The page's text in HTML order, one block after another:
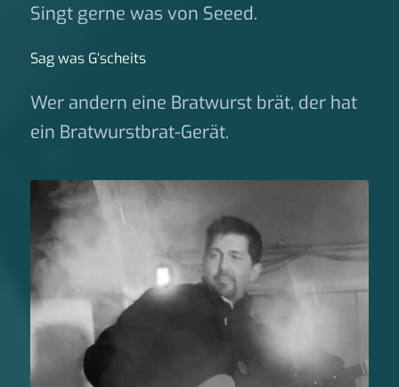
Singt gerne was von Seeed.
Sag was G‘scheits
Wer andern eine Bratwurst brät, der hat
ein Bratwurstbrat-Gerät.